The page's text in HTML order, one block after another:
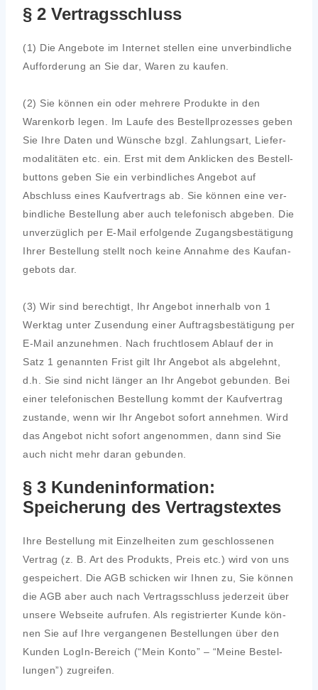
§ 2 Vertragsschluss
(1) Die Ange­bo­te im Inter­net stel­len eine unver­bind­li­che
Auf­for­de­rung an Sie dar, Waren zu kau­fen.
(2) Sie kön­nen ein oder meh­re­re Pro­duk­te in den
Waren­korb legen. Im Lau­fe des Bestell­pro­zes­ses geben
Sie Ihre Daten und Wün­sche bzgl. Zah­lungs­art, Lie­fer­
mo­da­li­tä­ten etc. ein. Erst mit dem Ankli­cken des Bestell­
but­tons geben Sie ein ver­bind­li­ches Ange­bot auf
Abschluss eines Kauf­ver­trags ab. Sie kön­nen eine ver­
bind­li­che Bestel­lung aber auch tele­fo­nisch abge­ben. Die
unver­züg­lich per E‑Mail erfol­gen­de Zugangs­be­stä­ti­gung
Ihrer Bestel­lung stellt noch kei­ne Annah­me des Kauf­an­
ge­bots dar.
(3) Wir sind berech­tigt, Ihr Ange­bot inner­halb von 1
Werk­tag unter Zusen­dung einer Auf­trags­be­stä­ti­gung per
E‑Mail anzu­neh­men. Nach frucht­lo­sem Ablauf der in
Satz 1 genann­ten Frist gilt Ihr Ange­bot als abge­lehnt,
d.h. Sie sind nicht län­ger an Ihr Ange­bot gebun­den. Bei
einer tele­fo­ni­schen Bestel­lung kommt der Kauf­ver­trag
zustan­de, wenn wir Ihr Ange­bot sofort anneh­men. Wird
das Ange­bot nicht sofort ange­nom­men, dann sind Sie
auch nicht mehr dar­an gebun­den.
§ 3 Kundeninformation:
Speicherung des Vertragstextes
Ihre Bestel­lung mit Ein­zel­hei­ten zum geschlos­se­nen
Ver­trag (z. B. Art des Pro­dukts, Preis etc.) wird von uns
gespei­chert. Die AGB schi­cken wir Ihnen zu, Sie kön­nen
die AGB aber auch nach Ver­trags­schluss jeder­zeit über
unse­re Web­sei­te auf­ru­fen. Als regis­trier­ter Kun­de kön­
nen Sie auf Ihre ver­gan­ge­nen Bestel­lun­gen über den
Kun­den Log­In-Bereich (“Mein Kon­to” – “Mei­ne Bestel­
lun­gen”) zugrei­fen.